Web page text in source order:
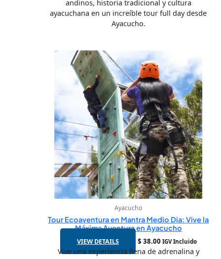
andinos, historia tradicional y cultura
ayacuchana en un increíble tour full day desde
Ayacucho.
Ayacucho
Tour Ecoaventura en Mantra Medio Dia: Vive la
Máxima Aventura en Ayacucho
VIEW DETAILS
$ 38.00 IGV Incluido
Vive una experiencia llena de adrenalina y